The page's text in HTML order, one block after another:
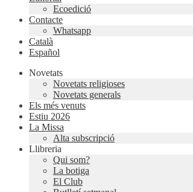
Ecoedició
Contacte
Whatsapp
Català
Español
Novetats
Novetats religioses
Novetats generals
Els més venuts
Estiu 2026
La Missa
Alta subscripció
Llibreria
Qui som?
La botiga
El Club